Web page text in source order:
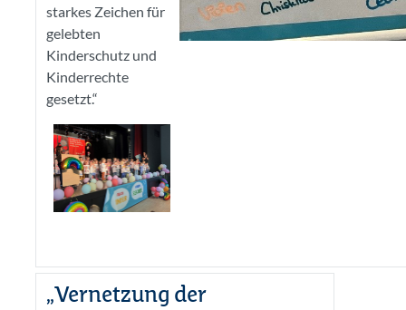
starkes Zeichen für
gelebten
Kinderschutz und
Kinderrechte
gesetzt.“
„Vernetzung der